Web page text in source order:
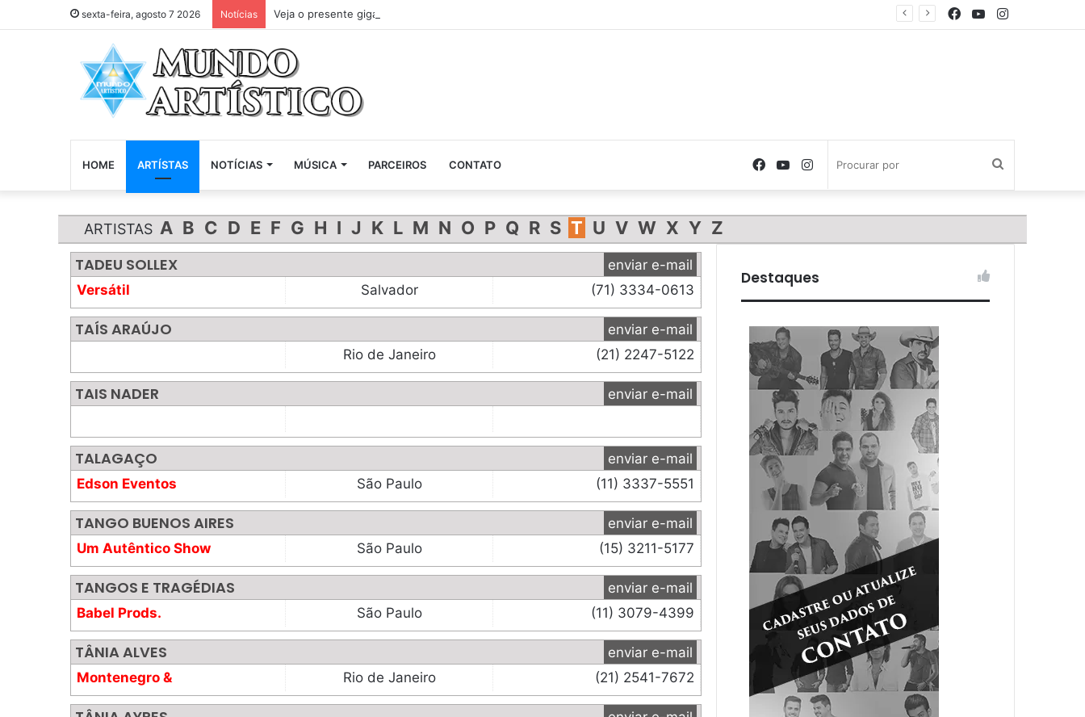
sexta-feira, agosto 7 2026 Notícias Veja o presente gigante que Justin Bieber ganhou! YouTube
Facebook
HOME ARTÍSTAS NOTÍCIAS MÚSICA PARCEIROS CONTATO
por
Instagram
YouTube
Facebook
ARTISTAS A B C D E F G H I J K L M N O P Q R S T U V W X Y Z
TADEU SOLLEX
enviar e-mail
Versátil
Salvador (71) 3334-0613
TAÍS ARAÚJO
enviar e-mail
Rio de Janeiro
(21) 2247-5122
TAIS NADER enviar e-mail
TALAGAÇO
enviar e-mail
Edson Eventos
São Paulo (11) 3337-5551
TANGO BUENOS AIRES
enviar e-mail
Um Autêntico Show
de Tango
São Paulo (15) 3211-5177
TANGOS E TRAGÉDIAS
enviar e-mail
Babel Prods.
São Paulo (11) 3079-4399
TÂNIA ALVES
enviar e-mail
Montenegro &
Raman
Rio de Janeiro (21) 2541-7672
Destaques